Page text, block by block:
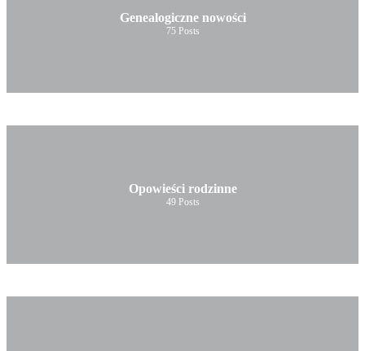
Genealogiczne nowości
75 Posts
Opowieści rodzinne
49 Posts